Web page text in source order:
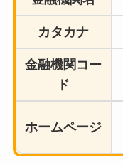
カタカナ
金融機関コー
ド
ホームページ